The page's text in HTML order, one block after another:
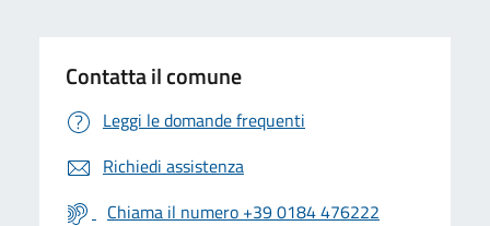
Contatta il comune
Leggi le domande frequenti
Richiedi assistenza
Chiama il numero +39 0184 476222